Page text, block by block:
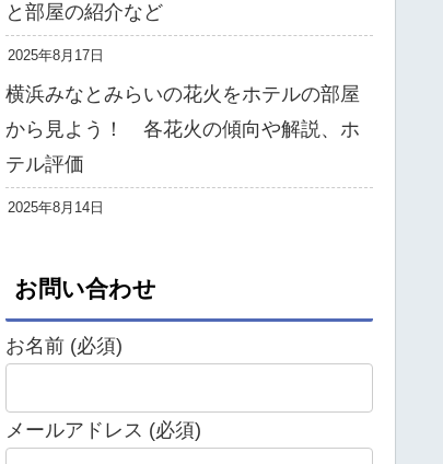
と部屋の紹介など
2025年8月17日
横浜みなとみらいの花火をホテルの部屋
から見よう！ 各花火の傾向や解説、ホ
テル評価
2025年8月14日
お問い合わせ
お名前 (必須)
メールアドレス (必須)